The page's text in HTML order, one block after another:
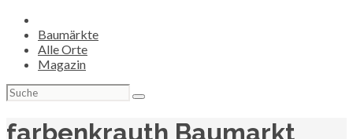
Baumärkte
Alle Orte
Magazin
Suchen
nach:
farbenkrauth Baumarkt